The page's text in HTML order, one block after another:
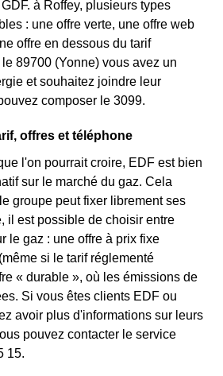
à Roffey, plusieurs types
: une offre verte, une offre web
offre en dessous du tarif
89700 (Yonne) vous avez un
et souhaitez joindre leur
composer le 3099.
offres et téléphone
l'on pourrait croire, EDF est bien
sur le marché du gaz. Cela
groupe peut fixer librement ses
il est possible de choisir entre
le gaz : une offre à prix fixe
si le tarif réglementé
« durable », où les émissions de
Si vous êtes clients EDF ou
avoir plus d'informations sur leurs
pouvez contacter le service
15.